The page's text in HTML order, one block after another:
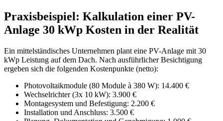
Praxisbeispiel: Kalkulation einer PV-
Anlage 30 kWp Kosten in der Realität
Ein mittelständisches Unternehmen plant eine PV-Anlage mit 30
kWp Leistung auf dem Dach. Nach ausführlicher Besichtigung
ergeben sich die folgenden Kostenpunkte (netto):
Photovoltaikmodule (80 Module à 380 W): 14.400 €
Wechselrichter (3x 10 kW): 3.900 €
Montagesystem und Befestigung: 2.200 €
Installation und Anschluss: 3.500 €